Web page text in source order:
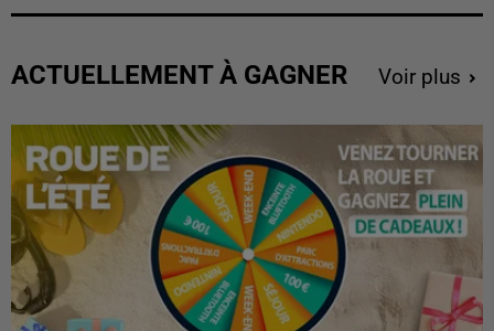
ACTUELLEMENT À GAGNER Voir plus